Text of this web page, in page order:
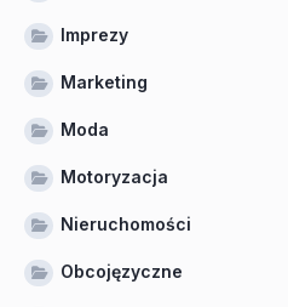
Imprezy
Marketing
Moda
Motoryzacja
Nieruchomości
Obcojęzyczne